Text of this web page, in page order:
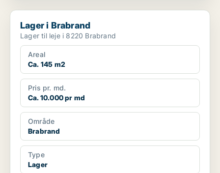
Lager i Brabrand
Lager i Brabrand
Lager til leje i 8220 Brabrand
Areal
Ca. 145 m2
Pris pr. md.
Ca. 10.000 pr md
Område
Brabrand
Type
Lager